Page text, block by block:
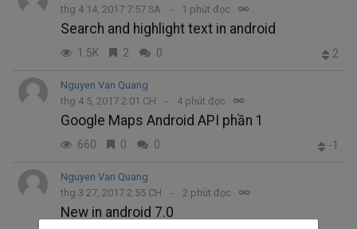
thg 4 14, 2017 7:57 SA
1 phút đọc
Search and highlight text in android
1.5K 2 0 2
Nguyen Van Quang
thg 4 5, 2017 2:01 CH
4 phút đọc
Google Maps Android API phần 1
660 0 0 -1
Nguyen Van Quang
thg 3 27, 2017 2:55 CH
2 phút đọc
New in android 7.0